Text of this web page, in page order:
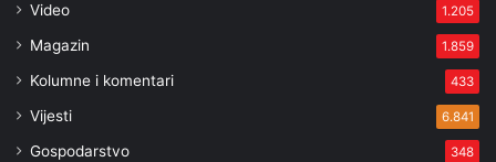
Video 1.205
Magazin 1.859
Kolumne i komentari 433
Vijesti 6.841
Gospodarstvo 348